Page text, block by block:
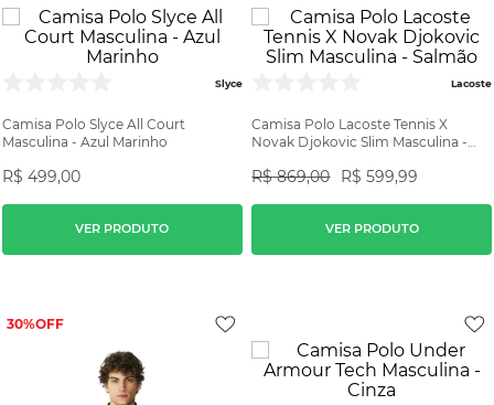
Slyce
Camisa Polo Slyce All Court
Masculina - Azul Marinho
R$ 499,00
VER PRODUTO
Lacoste
Camisa Polo Lacoste Tennis X
Novak Djokovic Slim Masculina -
R$ 869,00 R$ 599,99
VER PRODUTO
30%